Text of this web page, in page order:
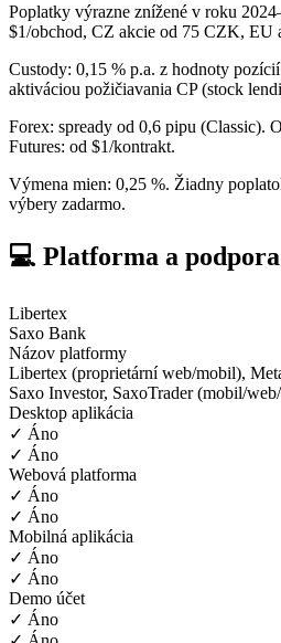
Poplatky výrazne znížené v roku
$1/obchod, CZ akcie od 75 CZK, EU
Custody: 0,15 % p.a. z hodnoty
aktiváciou požičiavania CP (stock
Forex: spready od 0,6 pipu (Classic).
Futures: od $1/kontrakt.
Výmena mien: 0,25 %. Žiadny
výbery zadarmo.
💻 Platforma a podpora
Libertex
Saxo Bank
Názov platformy
Libertex (proprietární web/mobil),
Saxo Investor, SaxoTrader (mobil/
Desktop aplikácia
✓ Áno
✓ Áno
Webová platforma
✓ Áno
✓ Áno
Mobilná aplikácia
✓ Áno
✓ Áno
Demo účet
✓ Áno